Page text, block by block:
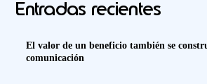
Entradas recientes
El valor de un beneficio también se
comunicación